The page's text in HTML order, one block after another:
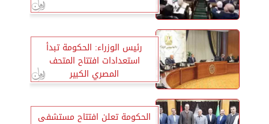
رئيس الوزراء: الحكومة تبدأ
استعدادات افتتاح المتحف
المصري الكبير
الحكومة تعلن افتتاح مستشفى